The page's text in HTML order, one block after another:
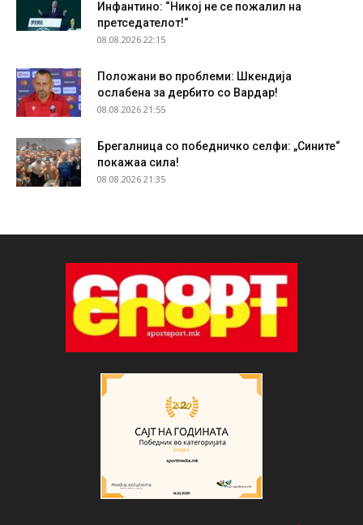
Инфантино: “Никој не се пожалил на
претседателот!“
08.08.2026 22:15
Положани во проблеми: Шкендија
ослабена за дербито со Вардар!
08.08.2026 21:55
Брегалница со победничко селфи: „Сините“
покажаа сила!
08.08.2026 21:35